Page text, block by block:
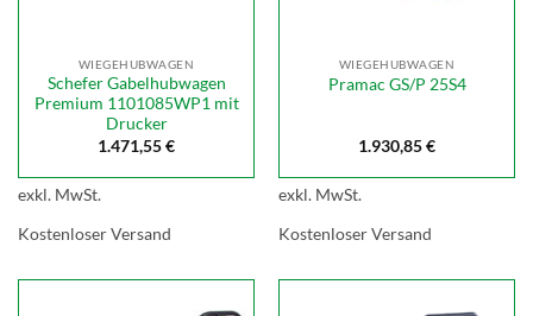
WIEGEHUBWAGEN
Schefer Gabelhubwagen
Premium 1101085WP1 mit
Drucker
1.471,55€
exkl. MwSt.
Kostenloser Versand
WIEGEHUBWAGEN
Pramac GS/P 25S4
1.930,85€
exkl. MwSt.
Kostenloser Versand